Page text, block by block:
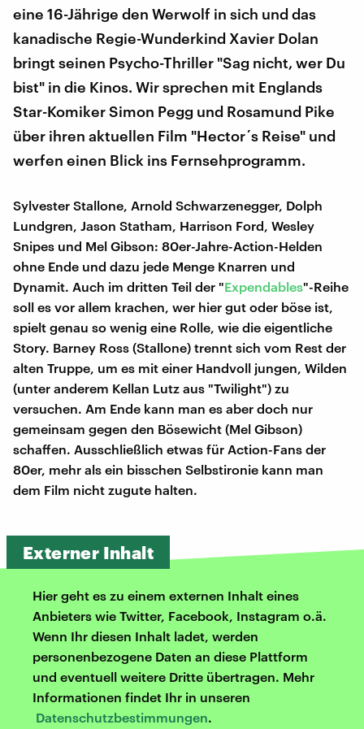
eine 16-Jährige den Werwolf in sich und das
kanadische Regie-Wunderkind Xavier Dolan
bringt seinen Psycho-Thriller "Sag nicht, wer Du
bist" in die Kinos. Wir sprechen mit Englands
Star-Komiker Simon Pegg und Rosamund Pike
über ihren aktuellen Film "Hector´s Reise" und
werfen einen Blick ins Fernsehprogramm.
Sylvester Stallone, Arnold Schwarzenegger, Dolph
Lundgren, Jason Statham, Harrison Ford, Wesley
Snipes und Mel Gibson: 80er-Jahre-Action-Helden
ohne Ende und dazu jede Menge Knarren und
Dynamit. Auch im dritten Teil der "Expendables"-Reihe
soll es vor allem krachen, wer hier gut oder böse ist,
spielt genau so wenig eine Rolle, wie die eigentliche
Story. Barney Ross (Stallone) trennt sich vom Rest der
alten Truppe, um es mit einer Handvoll jungen, Wilden
(unter anderem Kellan Lutz aus "Twilight") zu
versuchen. Am Ende kann man es aber doch nur
gemeinsam gegen den Bösewicht (Mel Gibson)
schaffen. Ausschließlich etwas für Action-Fans der
80er, mehr als ein bisschen Selbstironie kann man
dem Film nicht zugute halten.
Externer Inhalt
Hier geht es zu einem externen Inhalt eines
Anbieters wie Twitter, Facebook, Instagram o.ä.
Wenn Ihr diesen Inhalt ladet, werden
personenbezogene Daten an diese Plattform
und eventuell weitere Dritte übertragen. Mehr
Informationen findet Ihr in unseren
Datenschutzbestimmungen.